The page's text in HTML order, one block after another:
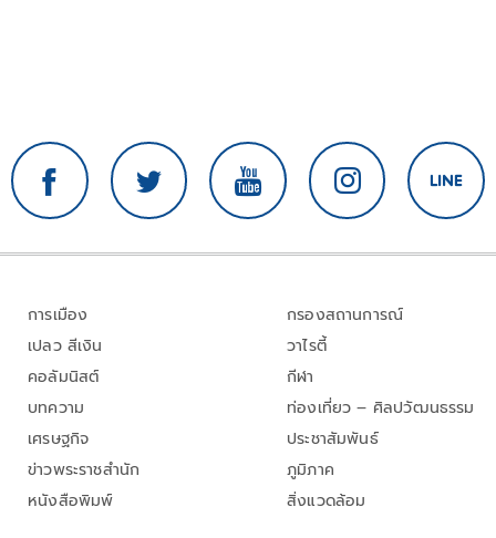
การเมือง
เปลว สีเงิน
คอลัมนิสต์
บทความ
เศรษฐกิจ
ข่าวพระราชสำนัก
หนังสือพิมพ์
กรองสถานการณ์
วาไรตี้
กีฬา
ท่องเที่ยว – ศิลปวัฒนธรรม
ประชาสัมพันธ์
ภูมิภาค
สิ่งแวดล้อม